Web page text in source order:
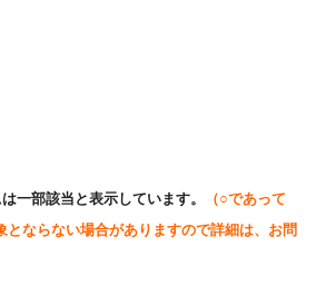
一部該当と表示しています。
（○であって
とならない場合がありますので詳細は、お問